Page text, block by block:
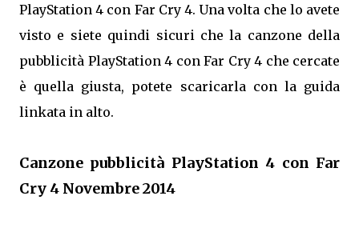
PlayStation 4 con Far Cry 4. Una volta che lo avete
visto e siete quindi sicuri che la canzone della
pubblicità PlayStation 4 con Far Cry 4 che cercate
è quella giusta, potete scaricarla con la guida
linkata in alto.
Canzone pubblicità PlayStation 4 con Far
Cry 4 Novembre 2014